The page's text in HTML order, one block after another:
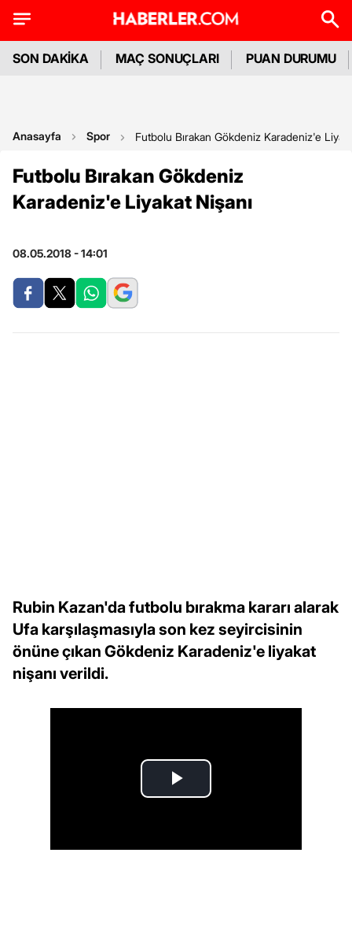
SON DAKİKA MAÇ SONUÇLARI PUAN DURUMU
Anasayfa Spor Futbolu Bırakan Gökdeniz Karadeniz'e
Futbolu Bırakan Gökdeniz
Karadeniz'e Liyakat Nişanı
08.05.2018 - 14:01
Rubin Kazan'da futbolu bırakma kararı alarak
Ufa karşılaşmasıyla son kez seyircisinin
önüne çıkan Gökdeniz Karadeniz'e liyakat
nişanı verildi.